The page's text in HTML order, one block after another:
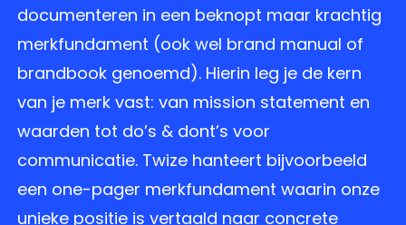
documenteren in een beknopt maar krachtig
merkfundament (ook wel brand manual of
brandbook genoemd). Hierin leg je de kern
van je merk vast: van mission statement en
waarden tot do’s & dont’s voor
communicatie. Twize hanteert bijvoorbeeld
een one-pager merkfundament waarin onze
unieke positie is vertaald naar concrete